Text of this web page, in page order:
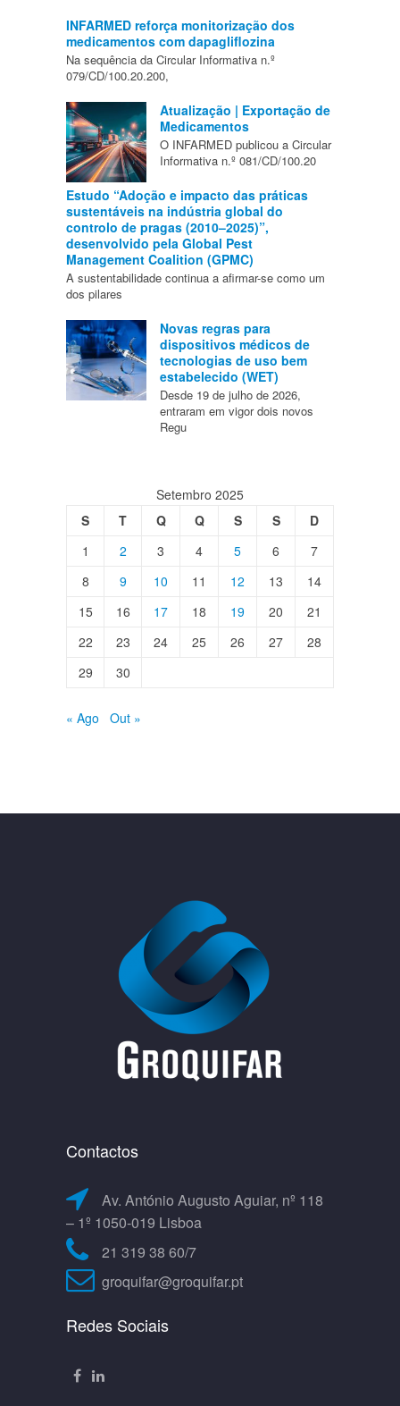
INFARMED reforça monitorização dos
medicamentos com dapagliflozina
Na sequência da Circular Informativa n.º
079/CD/100.20.200,
Atualização | Exportação de
Medicamentos
O INFARMED publicou a Circular
Informativa n.º 081/CD/100.20
Estudo “Adoção e impacto das práticas
sustentáveis na indústria global do
controlo de pragas (2010–2025)”,
desenvolvido pela Global Pest
Management Coalition (GPMC)
A sustentabilidade continua a afirmar-se como um
dos pilares
Novas regras para
dispositivos médicos de
tecnologias de uso bem
estabelecido (WET)
Desde 19 de julho de 2026,
entraram em vigor dois novos
Regu
Setembro 2025
S
T Q Q S S
D
1
2 3 4 5 6
7
8
9 10 11 12 13
14
15
16 17 18 19 20
21
22
23 24 25 26 27
28
29
30
« Ago Out »
Contactos
Av. António Augusto Aguiar, nº 118
– 1º 1050-019 Lisboa
21 319 38 60/7
groquifar@groquifar.pt
Redes Sociais